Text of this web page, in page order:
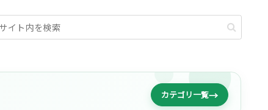
カテゴリ一覧→